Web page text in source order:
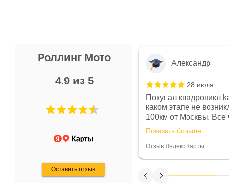
Роллинг Мото
4.9 из 5
Оставить отзыв
Не понравились условия
и дают только на год)
Александр
28 июля
Покупал квадроцикл
каком этапе не
100км от Москвы. Все
спидометре всегда
постоянно были на
Считаю, что это
Показать больше
Отзыв Яндекс.Карты